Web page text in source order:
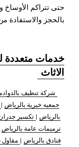
حتى تتراكم الأوساخ
بالحجز والاستفادة
خدمات متعددة
الاثاث
شركة تنظيف
جمعيه خيرية بالرياض |
بالرياض | تكسير
ترميمات عامة بالرياض
فنادق بالرياض | مقاول